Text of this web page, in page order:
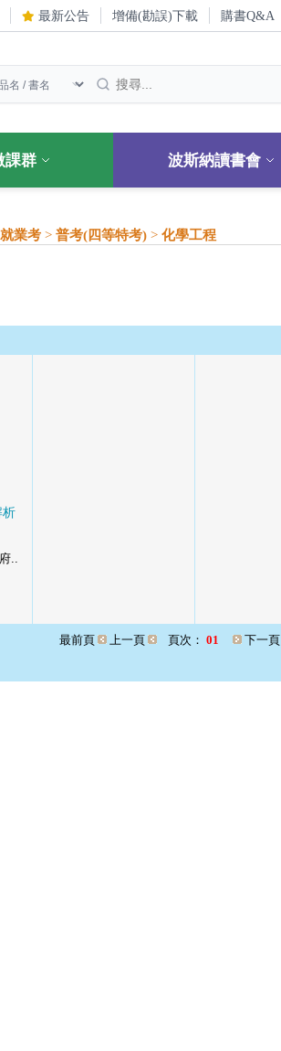
最新公告 增備(勘誤)下載 購書Q&A
課群 波斯納讀書會
業考 > 普考(四等特考) > 化學工程
析
..
最前頁 上一頁 頁次： 01 下一頁